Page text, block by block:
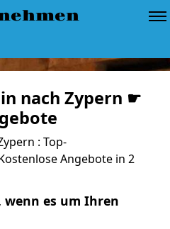
nach Zypern ☛
: Top-
Angebote in 2
es um Ihren